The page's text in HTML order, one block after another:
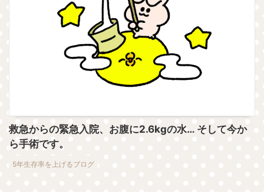
救急からの緊急入院、お腹に2.6kgの水… そして今か
ら手術です。
5年生存率を上げるブログ